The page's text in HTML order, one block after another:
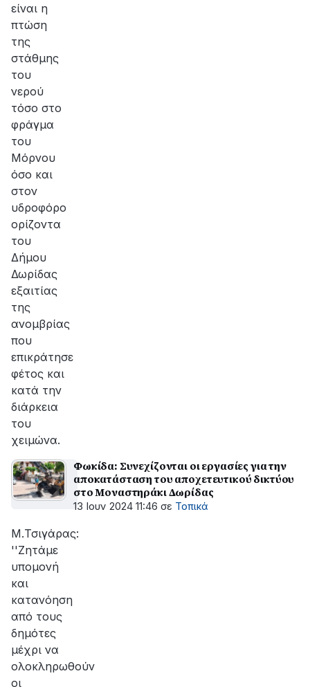
είναι η
πτώση
της
στάθμης
του
νερού
τόσο στο
φράγμα
του
Μόρνου
όσο και
στον
υδροφόρο
ορίζοντα
του
Δήμου
Δωρίδας
εξαιτίας
της
ανομβρίας
που
επικράτησε
φέτος και
κατά την
διάρκεια
του
χειμώνα.
Φωκίδα: Συνεχίζονται οι εργασίες για την
αποκατάσταση του αποχετευτικού δικτύου
στο Μοναστηράκι Δωρίδας
13 Ιουν 2024 11:46 σε Τοπικά
Μ.Τσιγάρας:
''Ζητάμε
υπομονή
και
κατανόηση
από τους
δημότες
μέχρι να
ολοκληρωθούν
οι